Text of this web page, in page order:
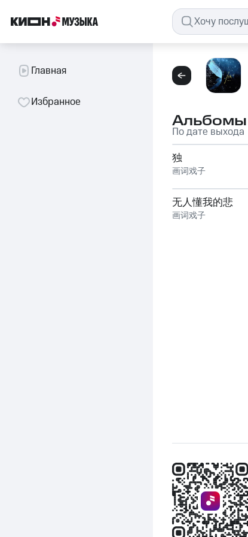
Главная
Избранное
Альбомы
По дате выхода
独
画词戏子
无人懂我的悲
画词戏子